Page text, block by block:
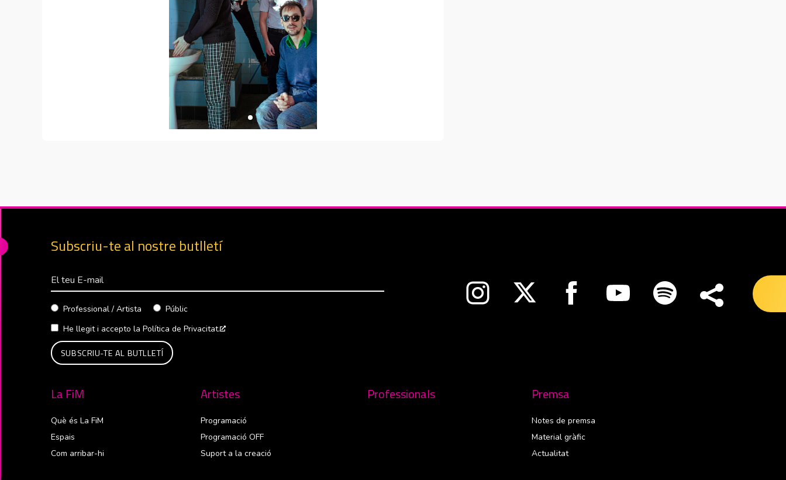
Subscriu-te al nostre butlletí
Correu Electrònico
Professional / Artista
Públic
He llegit i accepto la Política de Privacitat.
Abre en nueva ventanaAbre en nueva ventanaAbre en nueva ventanaAbre en nueva ventanaAbre en nueva ventana
La FiM
Què és La FiM
Espais
Com arribar-hi
Artistes
Programació
Programació OFF
Suport a la creació
Professionals Premsa
Notes de premsa
Material gràfic
Actualitat